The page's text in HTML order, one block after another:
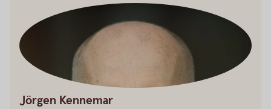
Jörgen Kennemar